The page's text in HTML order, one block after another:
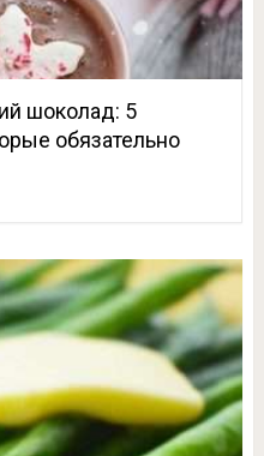
шоколад: 5
обязательно